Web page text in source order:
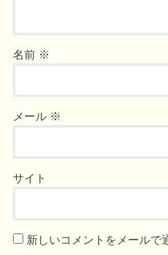
名前 ※
メール ※
サイト
新しいコメントをメールで